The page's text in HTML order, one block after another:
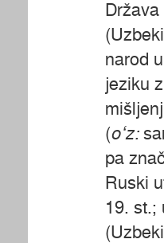
narod
jeziku
(oʻz:
pa
Ruski
19. st.;